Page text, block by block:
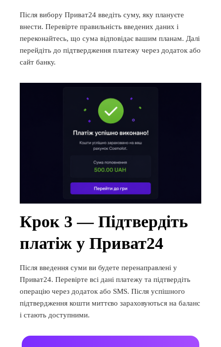
Після вибору Приват24 введіть суму, яку плануєте
внести. Перевірте правильність введених даних і
переконайтесь, що сума відповідає вашим планам. Далі
перейдіть до підтвердження платежу через додаток або
сайт банку.
Крок 3 — Підтвердіть
платіж у Приват24
Після введення суми ви будете перенаправлені у
Приват24. Перевірте всі дані платежу та підтвердіть
операцію через додаток або SMS. Після успішного
підтвердження кошти миттєво зараховуються на баланс
і стають доступними.